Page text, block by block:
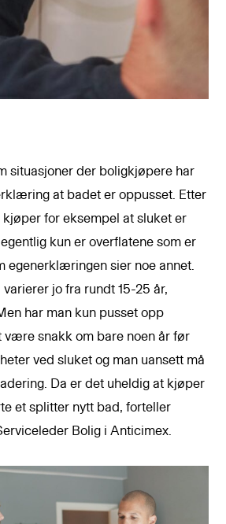
situasjoner der boligkjøpere har
at badet er oppusset. Etter
for eksempel at sluket er
kun er overflatene som er
egenerklæringen sier noe annet.
jo fra rundt 15-25 år,
har man kun pusset opp
være snakk om bare noen år før
ved sluket og man uansett må
Da er det uheldig at kjøper
et splitter nytt bad, forteller
Bolig i Anticimex.